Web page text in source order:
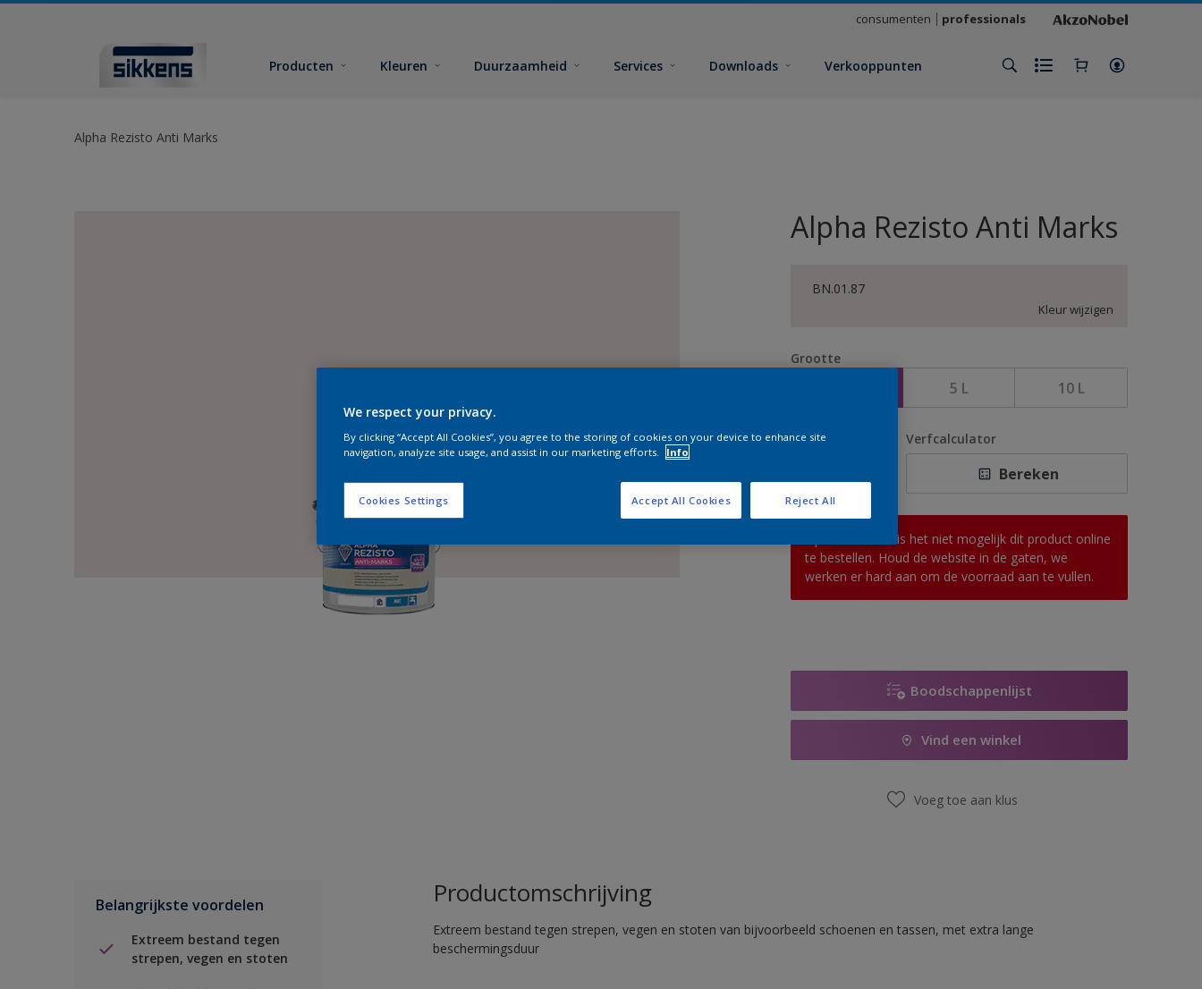
consumenten professionals
Producten Kleuren Duurzaamheid Services Downloads Verkooppunten
Alpha Rezisto Anti Marks
Alpha Rezisto Anti Marks
BN.01.87
Kleur wijzigen
Grootte
5 L 10 L
Aantal Verfcalculator
Bereken
Op dit moment is het niet mogelijk dit product online
te bestellen. Houd de website in de gaten, we
werken er hard aan om de voorraad aan te vullen.
Boodschappenlijst
Vind een winkel
Voeg toe aan klus
Belangrijkste voordelen
Extreem bestand tegen
strepen, vegen en stoten
Productomschrijving
Extreem bestand tegen strepen, vegen en stoten van bijvoorbeeld schoenen en tassen, met extra lange
beschermingsduur
We respect your privacy.
By clicking “Accept All Cookies”, you agree to the storing of cookies on your device to enhance site
navigation, analyze site usage, and assist in our marketing efforts.
Info
Cookies Settings Reject All
Accept All Cookies